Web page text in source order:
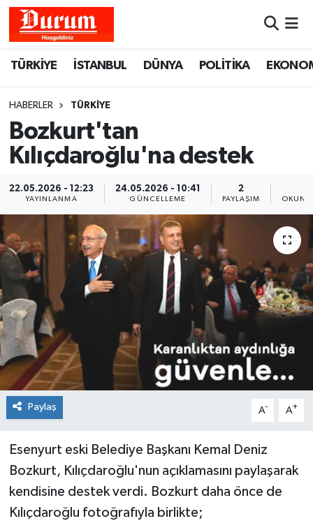
TÜRKİYE İSTANBUL DÜNYA POLİTİKA
HABERLER TÜRKİYE
Bozkurt'tan
Kılıçdaroğlu'na destek
22.05.2026 - 12:23
YAYINLANMA
24.05.2026 - 10:41
GÜNCELLEME
2
PAYLAŞIM
Paylaş A- A+
Esenyurt eski Belediye Başkanı Kemal Deniz
Bozkurt, Kılıçdaroğlu'nun açıklamasını paylaşarak
kendisine destek verdi. Bozkurt daha önce de
Kılıçdaroğlu fotoğrafıyla birlikte;
Hava Durumu
Namaz Vakitleri
Trafik Durumu
Süper Lig Puan Durumu ve Fikstür
Tüm Manşetler
Son Dakika Haberleri
Haber Arşivi